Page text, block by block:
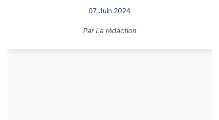
07 Juin 2024
ParLa rédaction